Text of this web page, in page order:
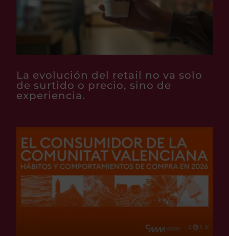
La evolución del retail no va solo
de surtido o precio, sino de
experiencia.